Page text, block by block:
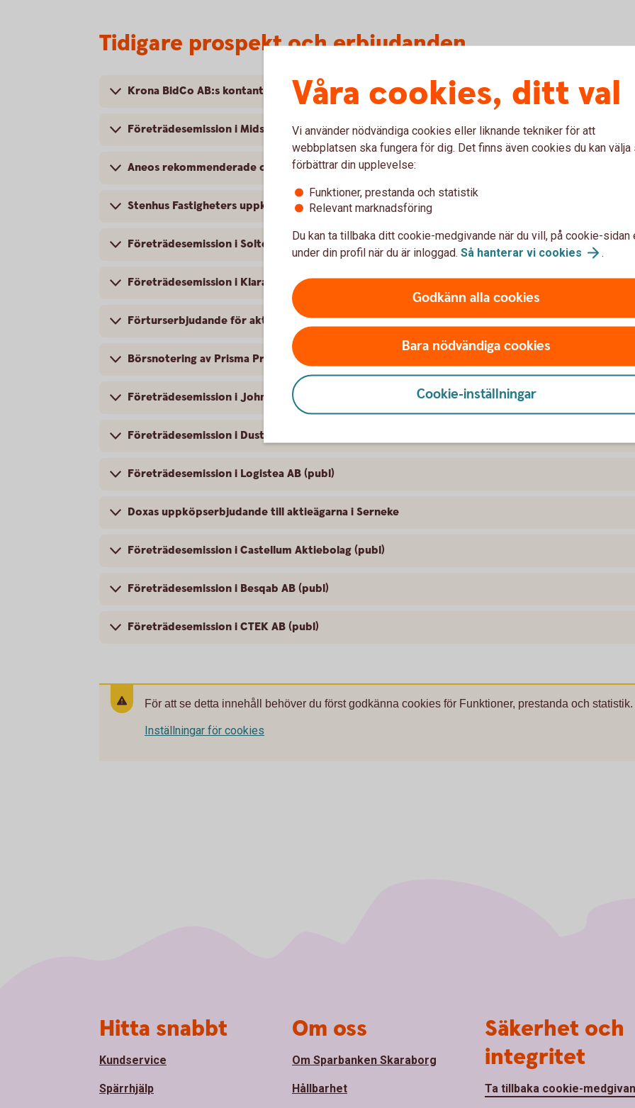
Tidigare prospekt och erbjudanden
Krona BidCo AB:s kontanta budpliktsbud till aktieägarna i Krona Public Real Estate
Företrädesemission i Midsummer AB (publ)
Aneos rekommenderade offentliga uppköpserbjudande till aktieägarna i Arise
Stenhus Fastigheters uppköpserbjudande till aktieägarna i Backaheden
Företrädesemission i Soltech Energy Group AB (publ)
Företrädesemission i KlaraBo Sverige AB (publ)
Förturserbjudande för aktieägare i SBB i samband med noteringen av Sveafastigheter
Börsnotering av Prisma Properties AB (publ)
Företrädesemission i John Mattson Fastighetsföretagen AB (publ)
Företrädesemission i Dustin Group AB (publ)
Företrädesemission i Logistea AB (publ)
Doxas uppköpserbjudande till aktieägarna i Serneke
Företrädesemission i Castellum Aktiebolag (publ)
Företrädesemission i Besqab AB (publ)
Företrädesemission i CTEK AB (publ)
För att se detta innehåll behöver du först godkänna cookies för Funktioner, prestanda och statistik.
Inställningar för cookies
Våra cookies, ditt val
Vi använder nödvändiga cookies eller liknande tekniker för att
webbplatsen ska fungera för dig. Det finns även cookies du kan välja
förbättrar din upplevelse:
Funktioner, prestanda och statistik
Relevant marknadsföring
Du kan ta tillbaka ditt cookie-medgivande när du vill, på cookie-sidan
under din profil när du är inloggad. Så hanterar vi cookies .
Godkänn alla cookies
Bara nödvändiga cookies
Cookie-inställningar
Hitta snabbt
Kundservice
Spärrhjälp
Om oss
Om Sparbanken Skaraborg
Hållbarhet
Säkerhet och
integritet
Ta tillbaka cookie-